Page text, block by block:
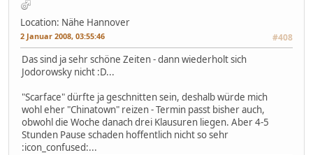
Location: Nähe Hannover
2 Januar 2008, 03:55:46 #408
Das sind ja sehr schöne Zeiten - dann wiederholt sich
Jodorowsky nicht :D...
"Scarface" dürfte ja geschnitten sein, deshalb würde mich
wohl eher "Chinatown" reizen - Termin passt bisher auch,
obwohl die Woche danach drei Klausuren liegen. Aber 4-5
Stunden Pause schaden hoffentlich nicht so sehr
:icon_confused:...